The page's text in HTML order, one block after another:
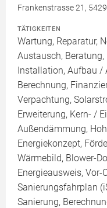
Frankenstrasse 21,
TÄTIGKEITEN
Wartung, Reparatur,
Austausch,
Installation, Aufbau /
Berechnung,
Verpachtung,
Erweiterung, Kern- /
Außendämmung,
Energiekonzept,
Wärmebild, Blower-
Energieausweis,
Sanierungsfahrplan
Sanierung,